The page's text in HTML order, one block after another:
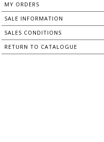
MY ORDERS
SALE INFORMATION
SALES CONDITIONS
RETURN TO CATALOGUE